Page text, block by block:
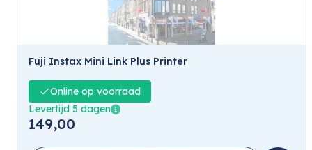
Fuji Instax Mini Link Plus Printer
Online op voorraad
Levertijd 5 dagen
149,00